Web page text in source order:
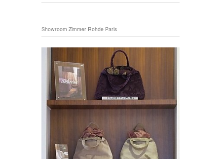
Showroom Zimmer Rohde Paris